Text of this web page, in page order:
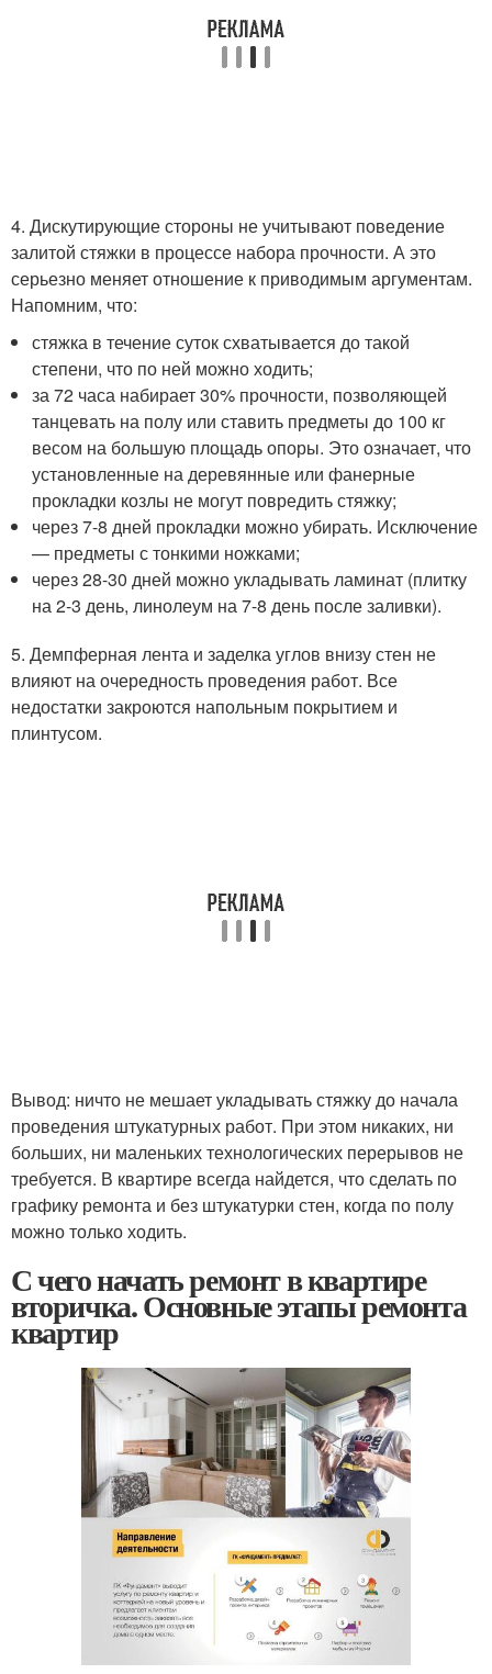
4. Дискутирующие стороны не учитывают поведение
залитой стяжки в процессе набора прочности. А это
серьезно меняет отношение к приводимым аргументам.
Напомним, что:
стяжка в течение суток схватывается до такой
степени, что по ней можно ходить;
за 72 часа набирает 30% прочности, позволяющей
танцевать на полу или ставить предметы до 100 кг
весом на большую площадь опоры. Это означает, что
установленные на деревянные или фанерные
прокладки козлы не могут повредить стяжку;
через 7-8 дней прокладки можно убирать. Исключение
— предметы с тонкими ножками;
через 28-30 дней можно укладывать ламинат (плитку
на 2-3 день, линолеум на 7-8 день после заливки).
5. Демпферная лента и заделка углов внизу стен не
влияют на очередность проведения работ. Все
недостатки закроются напольным покрытием и
плинтусом.
Вывод: ничто не мешает укладывать стяжку до начала
проведения штукатурных работ. При этом никаких, ни
больших, ни маленьких технологических перерывов не
требуется. В квартире всегда найдется, что сделать по
графику ремонта и без штукатурки стен, когда по полу
можно только ходить.
С чего начать ремонт в квартире
вторичка. Основные этапы ремонта
квартир